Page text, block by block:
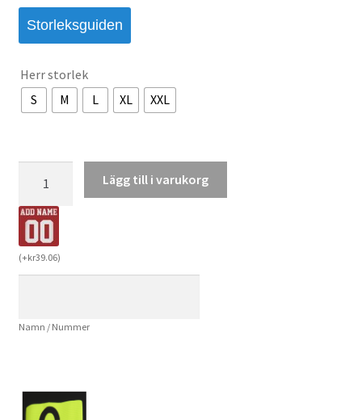
Storleksguiden
Herr storlek
S
M L XL XXL
United
Hemmatröja
2026/27
Bruno
Fernandes
Långärmad
Lägg till i varukorg
(+kr39.06)
Namn / Nummer